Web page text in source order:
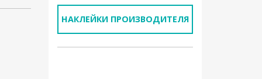
НАКЛЕЙКИ ПРОИЗВОДИТЕЛЯ